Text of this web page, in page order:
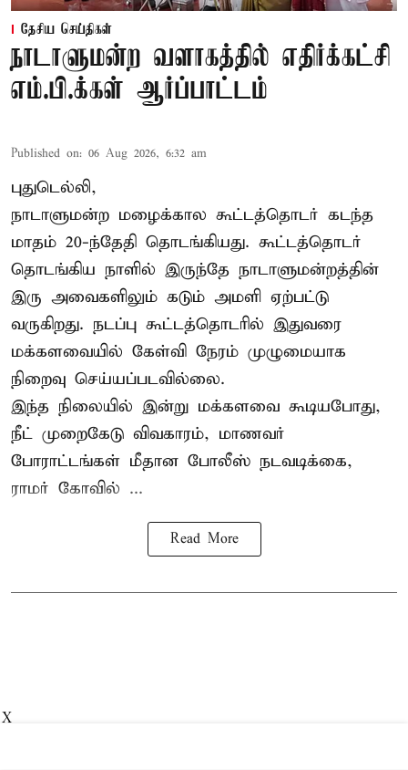
தேசிய செய்திகள்
நாடாளுமன்ற வளாகத்தில் எதிர்க்கட்சி
எம்.பி.க்கள் ஆர்ப்பாட்டம்
Published on: 06 Aug 2026, 6:32 am
புதுடெல்லி,
நாடாளுமன்ற மழைக்கால கூட்டத்தொடர் கடந்த
மாதம் 20-ந்தேதி தொடங்கியது. கூட்டத்தொடர்
தொடங்கிய நாளில் இருந்தே நாடாளுமன்றத்தின்
இரு அவைகளிலும் கடும் அமளி ஏற்பட்டு
வருகிறது. நடப்பு கூட்டத்தொடரில் இதுவரை
மக்களவையில் கேள்வி நேரம் முழுமையாக
நிறைவு செய்யப்படவில்லை.
இந்த நிலையில் இன்று மக்களவை கூடியபோது,
நீட் முறைகேடு விவகாரம், மாணவர்
போராட்டங்கள் மீதான போலீஸ் நடவடிக்கை,
ராமர் கோவில் ...
Read More
X